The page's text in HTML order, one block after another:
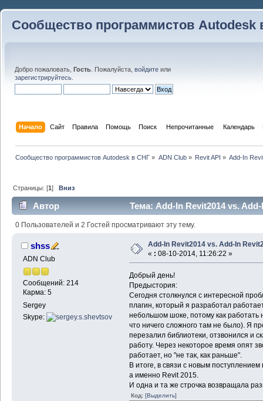
Сообщество программистов Autodesk
Добро пожаловать, Гость . Пожалуйста, войдите или
зарегистрируйтесь
Начало Сайт Правила Помощь Поиск Непрочитанные Календарь
Сообщество программистов Autodesk в СНГ » ADN Club» Revit API » Add-In
Страницы: [1]Вниз
Автор Тема: Add-In Revit2014 vs.
0 Пользователей и 2 Гостей просматривают эту тему.
shss
ADN Club
Сообщений: 214
Карма: 5
Sergey
Skype:
Add-In Revit2014 vs. Add-In
« : 08-10-2014, 11:26:22 »
Добрый день!
Предыстория:
Сегодня столкнулся с интересной
плагин, который я разработал
небольшом шоке, потому как
что ничего сложного там не было). Я
перезалил библиотеки, отзвонился и
работу. Через некоторое время опят
работает, но "не так, как раньше".
В итоге, в связи с новым
а именно Revit 2015.
И одна и та же строчка возвращала
Код: [Выделить]